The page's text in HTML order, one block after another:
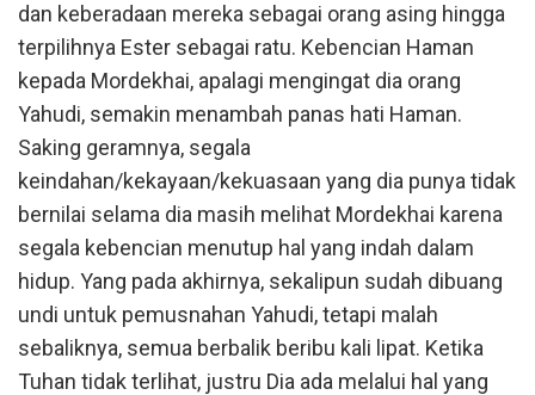
dan keberadaan mereka sebagai orang asing hingga
terpilihnya Ester sebagai ratu. Kebencian Haman
kepada Mordekhai, apalagi mengingat dia orang
Yahudi, semakin menambah panas hati Haman.
Saking geramnya, segala
keindahan/kekayaan/kekuasaan yang dia punya tidak
bernilai selama dia masih melihat Mordekhai karena
segala kebencian menutup hal yang indah dalam
hidup. Yang pada akhirnya, sekalipun sudah dibuang
undi untuk pemusnahan Yahudi, tetapi malah
sebaliknya, semua berbalik beribu kali lipat. Ketika
Tuhan tidak terlihat, justru Dia ada melalui hal yang